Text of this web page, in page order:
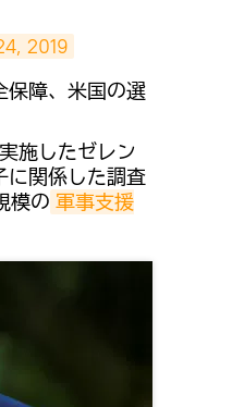
2019
保障、米国の選
施したゼレン
に関係した調査
模の 軍事支援